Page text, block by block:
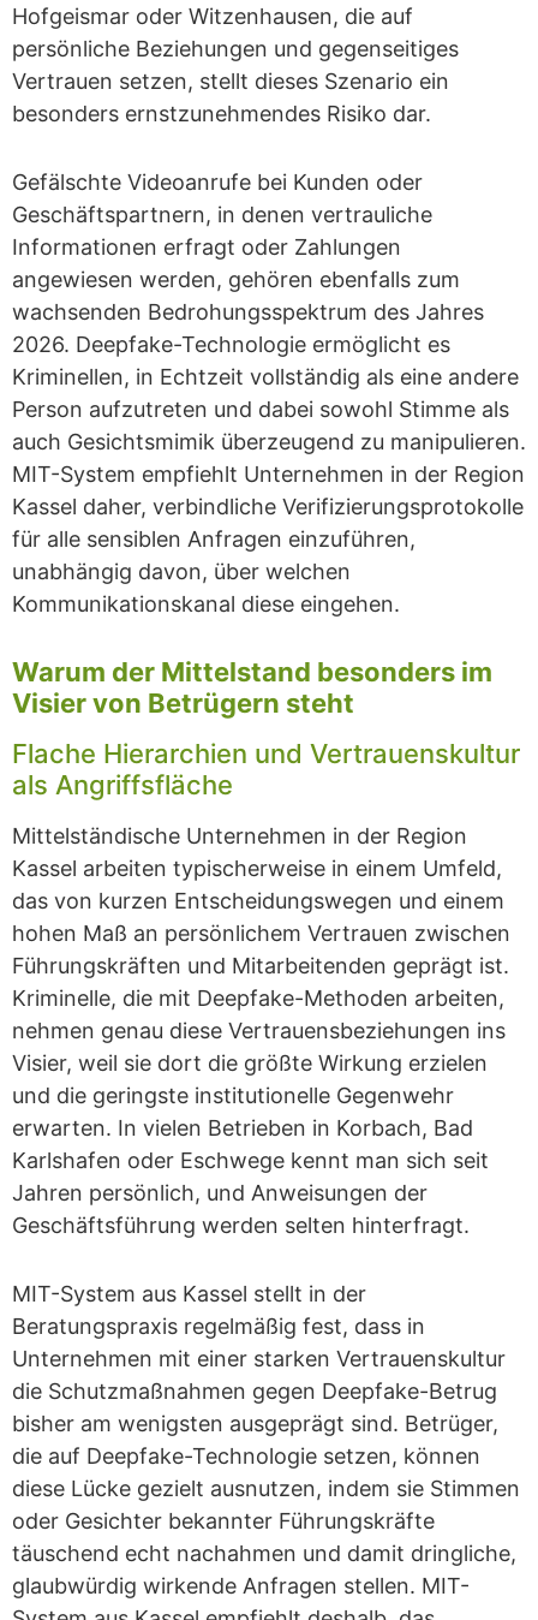
Hofgeismar oder Witzenhausen, die auf
persönliche Beziehungen und gegenseitiges
Vertrauen setzen, stellt dieses Szenario ein
besonders ernstzunehmendes Risiko dar.
Gefälschte Videoanrufe bei Kunden oder
Geschäftspartnern, in denen vertrauliche
Informationen erfragt oder Zahlungen
angewiesen werden, gehören ebenfalls zum
wachsenden Bedrohungsspektrum des Jahres
2026. Deepfake-Technologie ermöglicht es
Kriminellen, in Echtzeit vollständig als eine andere
Person aufzutreten und dabei sowohl Stimme als
auch Gesichtsmimik überzeugend zu manipulieren.
MIT-System empfiehlt Unternehmen in der Region
Kassel daher, verbindliche Verifizierungsprotokolle
für alle sensiblen Anfragen einzuführen,
unabhängig davon, über welchen
Kommunikationskanal diese eingehen.
Warum der Mittelstand besonders im
Visier von Betrügern steht
Flache Hierarchien und Vertrauenskultur
als Angriffsfläche
Mittelständische Unternehmen in der Region
Kassel arbeiten typischerweise in einem Umfeld,
das von kurzen Entscheidungswegen und einem
hohen Maß an persönlichem Vertrauen zwischen
Führungskräften und Mitarbeitenden geprägt ist.
Kriminelle, die mit Deepfake-Methoden arbeiten,
nehmen genau diese Vertrauensbeziehungen ins
Visier, weil sie dort die größte Wirkung erzielen
und die geringste institutionelle Gegenwehr
erwarten. In vielen Betrieben in Korbach, Bad
Karlshafen oder Eschwege kennt man sich seit
Jahren persönlich, und Anweisungen der
Geschäftsführung werden selten hinterfragt.
MIT-System aus Kassel stellt in der
Beratungspraxis regelmäßig fest, dass in
Unternehmen mit einer starken Vertrauenskultur
die Schutzmaßnahmen gegen Deepfake-Betrug
bisher am wenigsten ausgeprägt sind. Betrüger,
die auf Deepfake-Technologie setzen, können
diese Lücke gezielt ausnutzen, indem sie Stimmen
oder Gesichter bekannter Führungskräfte
täuschend echt nachahmen und damit dringliche,
glaubwürdig wirkende Anfragen stellen. MIT-